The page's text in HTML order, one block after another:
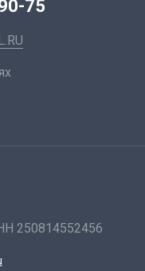
75
250814552456